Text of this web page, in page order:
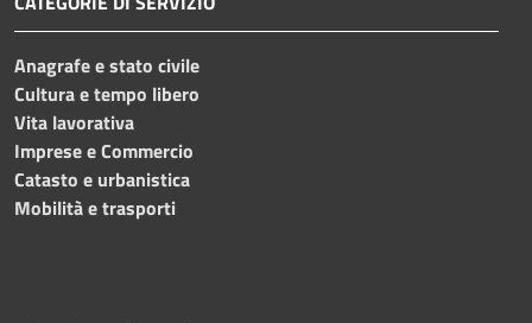
Anagrafe e stato civile
Cultura e tempo libero
Vita lavorativa
Imprese e Commercio
Catasto e urbanistica
Mobilità e trasporti